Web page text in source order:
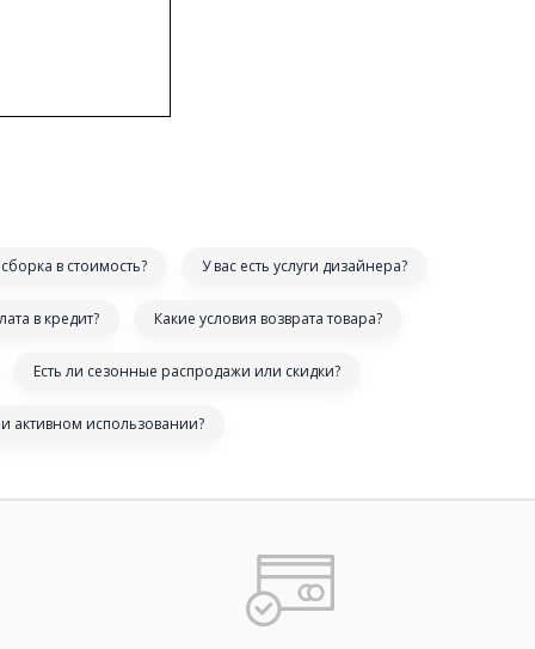
в стоимость? У вас есть услуги дизайнера?
в кредит? Какие условия возврата товара?
Есть ли сезонные распродажи или скидки?
активном использовании?